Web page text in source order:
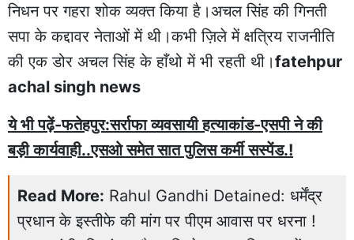
निधन पर गहरा शोक व्यक्त किया है।अचल सिंह की गिनती
सपा के कद्दावर नेताओं में थी।कभी ज़िले में क्षत्रिय राजनीति
की एक डोर अचल सिंह के हाँथो में भी रहती थी।fatehpur
achal singh news
ये भी पढ़ें-फतेहपुर:सर्राफा व्यवसायी हत्याकांड-एसपी ने की
बड़ी कार्यवाही..एसओ समेत सात पुलिस कर्मी सस्पेंड.!
Read More: Rahul Gandhi Detained: धर्मेंद्र
प्रधान के इस्तीफे की मांग पर पीएम आवास पर धरना !